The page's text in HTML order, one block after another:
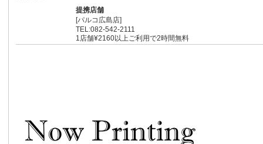
提携店舗
[パルコ広島店]
TEL:082-542-2111
1店舗¥2160以上ご利用で2時間無料